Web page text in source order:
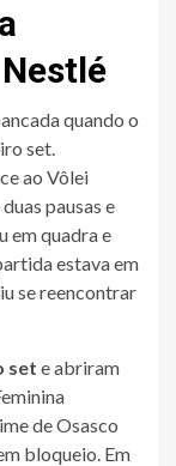
quando o
set.
ao Vôlei
pausas e
em quadra e
estava em
se reencontrar
set e abriram
de Osasco
bloqueio. Em